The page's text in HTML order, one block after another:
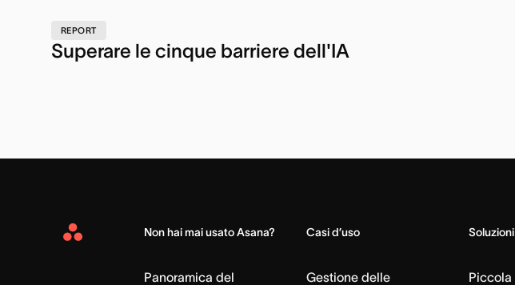
REPORT
Superare le cinque barriere dell'IA
Asana
Non hai mai usato Asana?
Panoramica del
Casi d’uso
Gestione delle
Soluzioni
Piccola